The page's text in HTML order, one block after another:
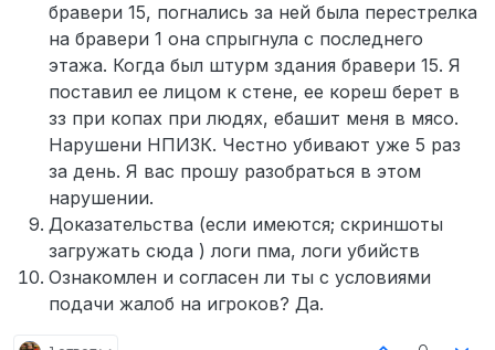
бравери 15, погнались за ней была перестрелка
на бравери 1 она спрыгнула с последнего
этажа. Когда был штурм здания бравери 15. Я
поставил ее лицом к стене, ее кореш берет в
зз при копах при людях, ебашит меня в мясо.
Нарушени НПИЗК. Честно убивают уже 5 раз
за день. Я вас прошу разобраться в этом
нарушении.
Доказательства (если имеются; скриншоты
загружать сюда ) логи пма, логи убийств
Ознакомлен и согласен ли ты с условиями
подачи жалоб на игроков? Да.